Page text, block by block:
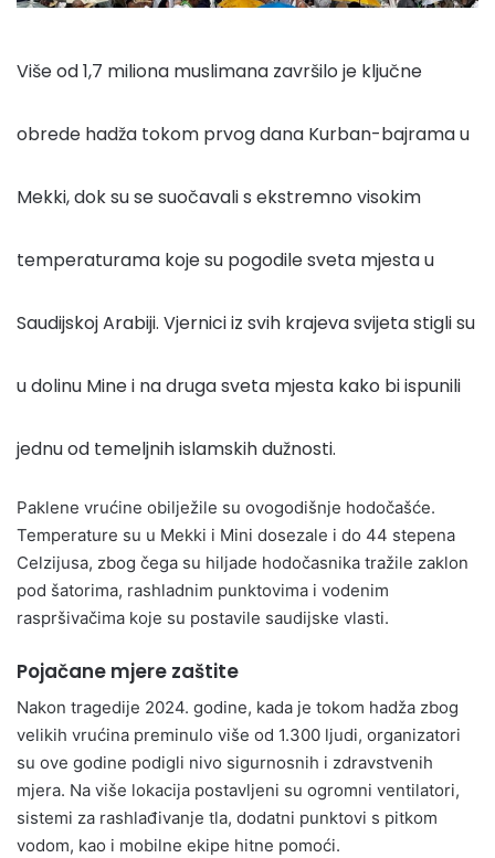
Više od 1,7 miliona muslimana završilo je ključne
obrede hadža tokom prvog dana Kurban-bajrama u
Mekki, dok su se suočavali s ekstremno visokim
temperaturama koje su pogodile sveta mjesta u
Saudijskoj Arabiji. Vjernici iz svih krajeva svijeta stigli su
u dolinu Mine i na druga sveta mjesta kako bi ispunili
jednu od temeljnih islamskih dužnosti.
Paklene vrućine obilježile su ovogodišnje hodočašće.
Temperature su u Mekki i Mini dosezale i do 44 stepena
Celzijusa, zbog čega su hiljade hodočasnika tražile zaklon
pod šatorima, rashladnim punktovima i vodenim
raspršivačima koje su postavile saudijske vlasti.
Pojačane mjere zaštite
Nakon tragedije 2024. godine, kada je tokom hadža zbog
velikih vrućina preminulo više od 1.300 ljudi, organizatori
su ove godine podigli nivo sigurnosnih i zdravstvenih
mjera. Na više lokacija postavljeni su ogromni ventilatori,
sistemi za rashlađivanje tla, dodatni punktovi s pitkom
vodom, kao i mobilne ekipe hitne pomoći.